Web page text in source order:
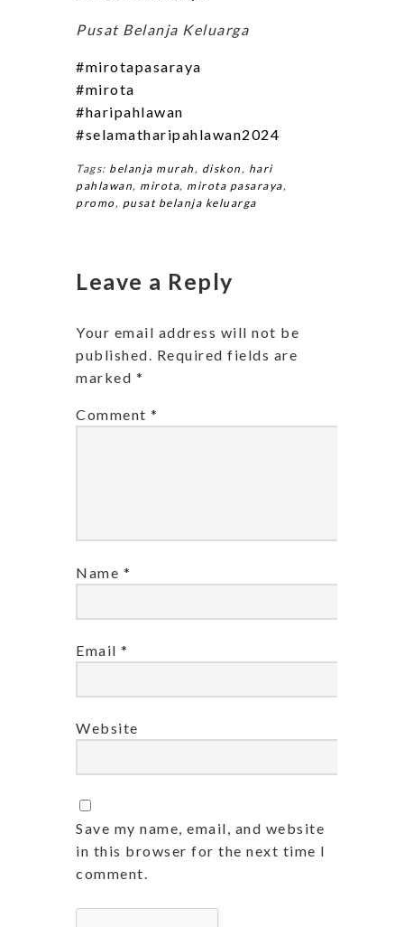
Pusat Belanja Keluarga
#mirotapasaraya
#mirota
#haripahlawan
#selamatharipahlawan2024
Tags: belanja murah, diskon, hari
pahlawan, mirota, mirota pasaraya,
promo, pusat belanja keluarga
Leave a Reply
Your email address will not be
published. Required fields are
marked *
Comment *
Name *
Email *
Website
Save my name, email, and website
in this browser for the next time I
comment.